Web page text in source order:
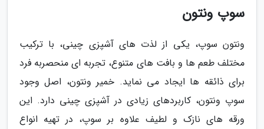
سوپ ونتون
ونتون سوپ، یکی از لذت های آشپزی چینی، با ترکیب
مختلف طعم ها و بافت های متنوع، تجربه ای منحصربه فرد
برای ذائقه ها ایجاد می نماید. خمیر ونتون، اصل وجود
سوپ ونتون، کاربردهای زیادی در آشپزی چینی دارد. این
ورقه های نازک و لطیف علاوه بر سوپ، در تهیه انواع